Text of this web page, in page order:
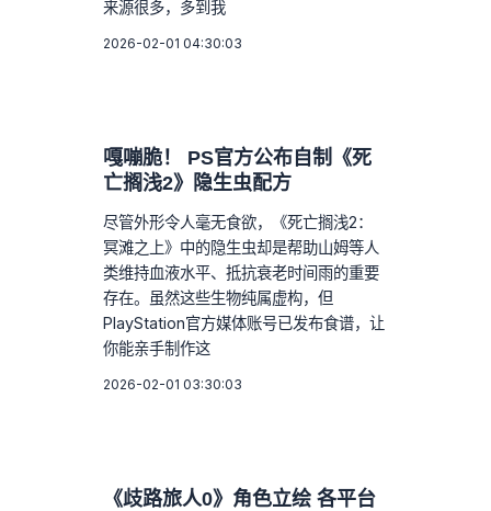
来源很多，多到我
2026-02-01 04:30:03
嘎嘣脆！ PS官方公布自制《死
亡搁浅2》隐生虫配方
尽管外形令人毫无食欲，《死亡搁浅2：
冥滩之上》中的隐生虫却是帮助山姆等人
类维持血液水平、抵抗衰老时间雨的重要
存在。虽然这些生物纯属虚构，但
PlayStation官方媒体账号已发布食谱，让
你能亲手制作这
2026-02-01 03:30:03
《歧路旅人0》角色立绘 各平台